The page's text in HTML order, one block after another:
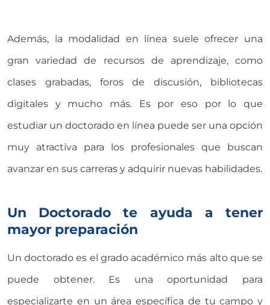
Además, la modalidad en línea suele ofrecer una
gran variedad de recursos de aprendizaje, como
clases grabadas, foros de discusión, bibliotecas
digitales y mucho más. Es por eso por lo que
estudiar un doctorado en línea puede ser una opción
muy atractiva para los profesionales que buscan
avanzar en sus carreras y adquirir nuevas habilidades.
Un Doctorado te ayuda a tener
mayor preparación
Un doctorado es el grado académico más alto que se
puede obtener. Es una oportunidad para
especializarte en un área específica de tu campo y